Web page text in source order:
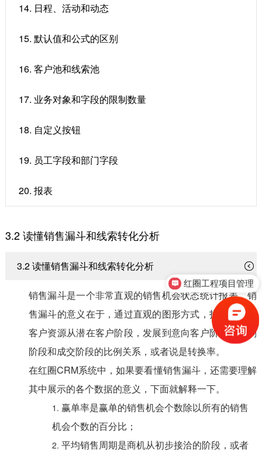
14. 日程、活动和动态
15. 默认值和公式的区别
16. 客户池和线索池
17. 业务对象和字段的限制数量
18. 自定义按钮
19. 员工字段和部门字段
20. 报表
3.2 读懂销售漏斗和线索转化分析
3.2 读懂销售漏斗和线索转化分析
销售漏斗是一个非常直观的销售机会状态统计报表。销
售漏斗的意义在于，通过直观的图形方式，指出公司的
客户资源从潜在客户阶段，发展到意向客户阶段、谈判
阶段和成交阶段的比例关系，或者说是转换率。
在红圈CRM系统中，如果要看懂销售漏斗，还需要理解
其中展示的各个数据的意义，下面就解释一下。
赢单率是赢单的销售机会个数除以所有的销售
机会个数的百分比；
平均销售周期是商机从初步接洽的阶段，或者
红圈工程项目管理